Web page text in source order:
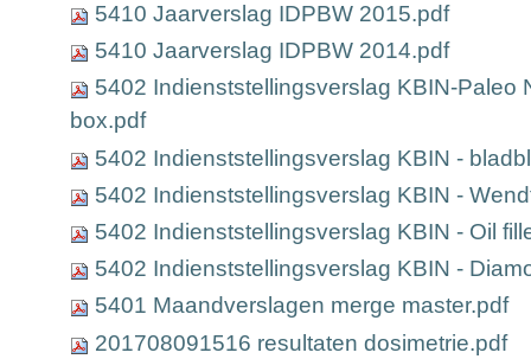
5410 Jaarverslag IDPBW 2015.pdf
5410 Jaarverslag IDPBW 2014.pdf
5402 Indienststellingsverslag KBIN-Paleo
box.pdf
5402 Indienststellingsverslag KBIN -
5402 Indienststellingsverslag KBIN -
5402 Indienststellingsverslag KBIN - Oil
5402 Indienststellingsverslag KBIN -
5401 Maandverslagen merge master.pdf
201708091516 resultaten dosimetrie.pdf